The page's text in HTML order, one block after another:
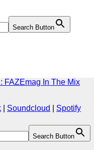
Search Button
Search Button
FAZEmag In The Mix
Soundcloud
Spotify